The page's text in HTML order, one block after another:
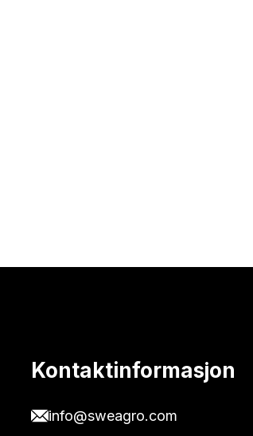
Kontaktinformasjon
info@sweagro.com